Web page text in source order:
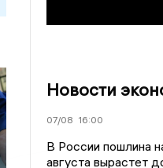
Новости
07/08 16:00
В России пошлина
августа вырастет